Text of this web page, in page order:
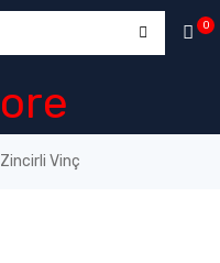
0
Zincirli Vinç